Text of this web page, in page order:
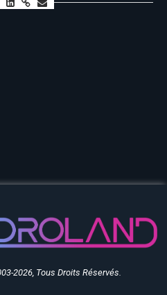
2026, Tous Droits Réservés.